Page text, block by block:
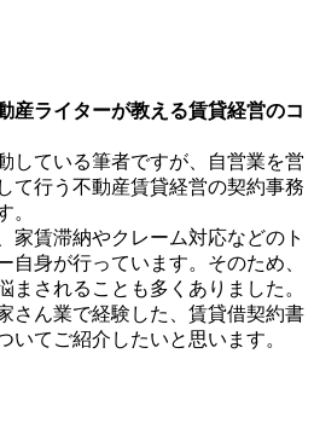
産ライターが教える賃貸経営のコ
している筆者ですが、自営業を営
て行う不動産賃貸経営の契約事務
。
家賃滞納やクレーム対応などのト
自身が行っています。そのため、
まされることも多くありました。
さん業で経験した、賃貸借契約書
いてご紹介したいと思います。